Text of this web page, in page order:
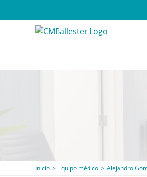
al
contenido
Inicio Equipo médico Alejandro